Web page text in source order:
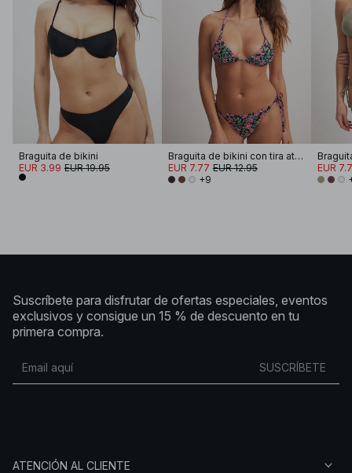
Braguita de bikini
EUR 3.99 EUR 19.95
Braguita de bikini con tira atada
EUR 7.77 EUR 12.95
+9
EUR
Suscríbete para disfrutar de ofertas especiales, eventos
exclusivos y consigue un 15 % de descuento en tu
primera compra.
SUSCRÍBETE
ATENCIÓN AL CLIENTE